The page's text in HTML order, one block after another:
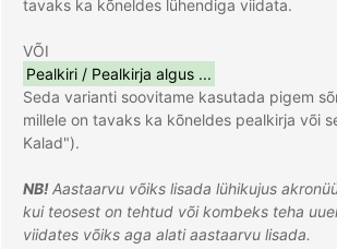
tavaks ka kõneldes lühendiga viidata.
Pealkiri / Pealkirja algus ...
Seda varianti soovitame kasutada pigem
millele on tavaks ka kõneldes pealkirja või
Kalad").
NB! Aastaarvu võiks lisada lühikujus
kui teosest on tehtud või kombeks teha
viidates võiks aga alati aastaarvu lisada.